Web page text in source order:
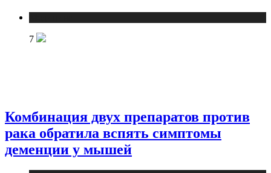
7
Комбинация двух препаратов против
рака обратила вспять симптомы
деменции у мышей